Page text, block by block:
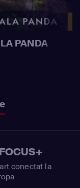
PANDA
conectat la